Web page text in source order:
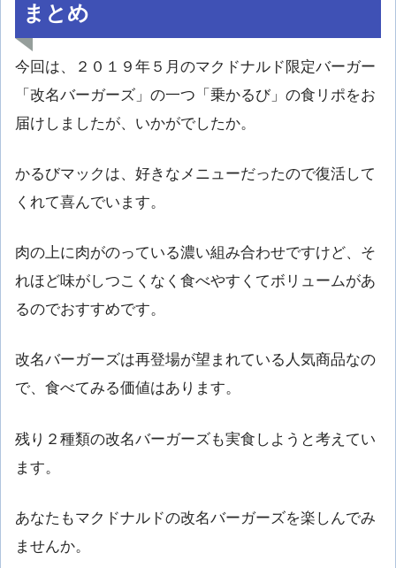
まとめ
今回は、２０１９年５月のマクドナルド限定バーガー
「改名バーガーズ」の一つ「乗かるび」の食リポをお
届けしましたが、いかがでしたか。
かるびマックは、好きなメニューだったので復活して
くれて喜んでいます。
肉の上に肉がのっている濃い組み合わせですけど、そ
れほど味がしつこくなく食べやすくてボリュームがあ
るのでおすすめです。
改名バーガーズは再登場が望まれている人気商品なの
で、食べてみる価値はあります。
残り２種類の改名バーガーズも実食しようと考えてい
ます。
あなたもマクドナルドの改名バーガーズを楽しんでみ
ませんか。